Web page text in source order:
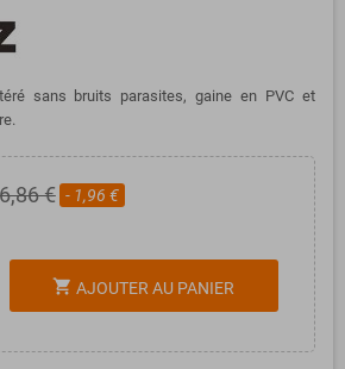
sans bruits parasites, gaine en PVC et
€ - 1,96 €
shopping_cart AJOUTER AU PANIER